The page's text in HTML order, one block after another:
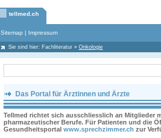
tellmed.ch
Sitemap | Impressum
Sie sind hier: Fachliteratur » Onkologie
Das Portal für Ärztinnen und Ärzte
Tellmed richtet sich ausschliesslich an Mitglieder
pharmazeutischer Berufe. Für Patienten und die
Gesundheitsportal www.sprechzimmer.ch zur